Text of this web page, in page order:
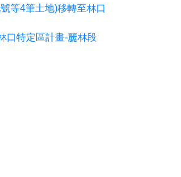
等4筆土地)移轉至林口
口特定區計畫-麗林段